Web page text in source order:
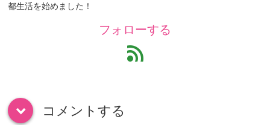
都生活を始めました！
フォローする
feed
down コメントする